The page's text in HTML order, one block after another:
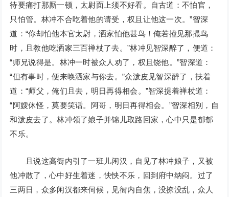
待要痛打那厮一顿，太尉面上须不好看。自古道：不怕官，
只怕管。林冲不合吃着他的请受，权且让他这一次。”智深
道：“你却怕他本官太尉，洒家怕他甚鸟！俺若撞见那撮鸟
时，且教他吃洒家三百禅杖了去。”林冲见智深醉了，便道：
“师兄说得是。林冲一时被众人劝了，权且饶他。”智深道：
“但有事时，便来唤洒家与你去。”众泼皮见智深醉了，扶着
道：“师父，俺们且去，明日再得相会。”智深提着禅杖道：
“阿嫂休怪，莫要笑话。阿哥，明日再得相会。”智深相别，自
和泼皮去了。林冲领了娘子并锦儿取路回家，心中只是郁郁
不乐。
且说这高衙内引了一班儿闲汉，自见了林冲娘子，又被
他冲散了，心中好生着迷，怏怏不乐，回到府中纳闷。过了
三两日，众多闲汉都来伺候，见衙内自焦，没撩没乱，众人